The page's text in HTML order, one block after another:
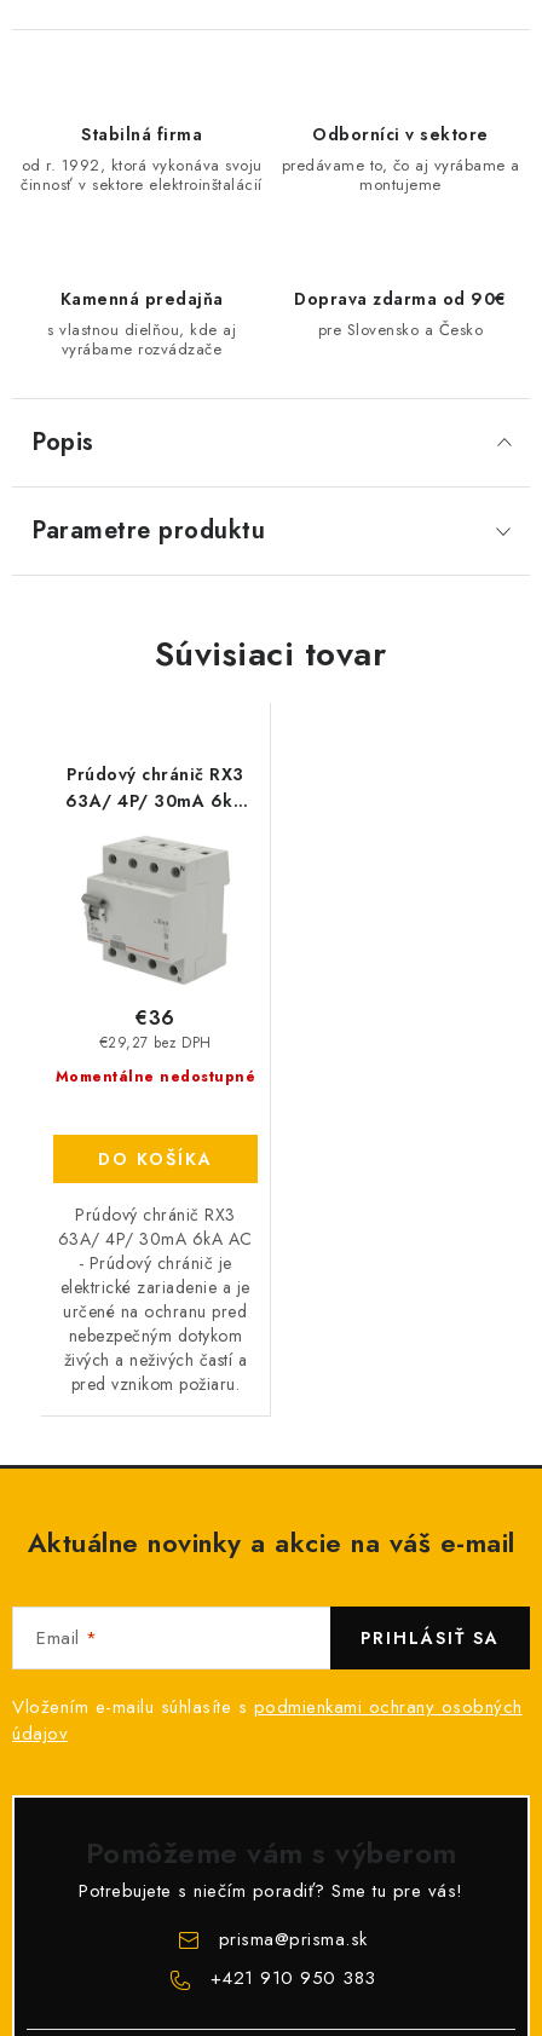
VÝPREDAJ
Reklamačný poriadok
Stabilná firma
od r. 1992, ktorá vykonáva svoju
činnosť v sektore elektroinštalácií
Odborníci v sektore
predávame to, čo aj vyrábame a
montujeme
Kamenná predajňa
s vlastnou dielňou, kde aj
vyrábame rozvádzače
Doprava zdarma od 90€
pre Slovensko a Česko
Popis
Parametre produktu
Súvisiaci tovar
Prúdový chránič RX3
63A/ 4P/ 30mA 6kA
Momentálne nedostupné
€29,27 bez DPH
€36
DO KOŠÍKA
Prúdový chránič RX3
63A/ 4P/ 30mA 6kA AC
- Prúdový chránič je
elektrické zariadenie a je
určené na ochranu pred
nebezpečným dotykom
živých a neživých častí a
pred vznikom požiaru.
Aktuálne novinky a akcie na váš e-mail
Email
Vložením e-mailu súhlasíte s podmienkami ochrany osobných
údajov
PRIHLÁSIŤ SA
Pomôžeme vám s výberom
Potrebujete s niečím poradiť? Sme tu pre vás!
prisma@prisma.sk
+421 910 950 383